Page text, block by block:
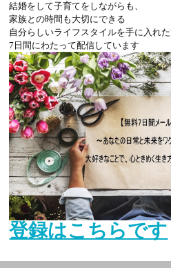
結婚をして子育てをしながらも、
家族との時間も大切にできる
自分らしいライフスタイルを手に入れ
7日間にわたって配信しています
登録はこちらです